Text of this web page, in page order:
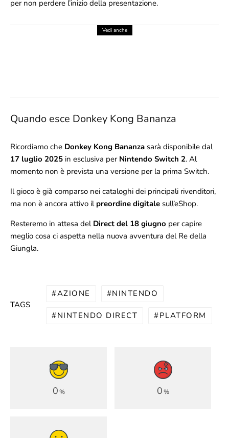
per non perdere l’inizio della presentazione.
Vedi anche
Quando esce Donkey Kong Bananza
Ricordiamo che Donkey Kong Bananza sarà disponibile dal
17 luglio 2025 in esclusiva per Nintendo Switch 2. Al
momento non è prevista una versione per la prima Switch.
Il gioco è già comparso nei cataloghi dei principali rivenditori,
ma non è ancora attivo il preordine digitale sull’eShop.
Resteremo in attesa del Direct del 18 giugno per capire
meglio cosa ci aspetta nella nuova avventura del Re della
Giungla.
TAGS
AZIONE NINTENDO
NINTENDO DIRECT PLATFORM
0% 0%